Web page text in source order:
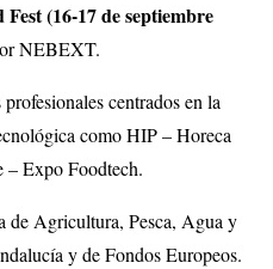
Fest(16-17 de septiembre
NEBEXT.
centrados en la
comoHIP – Horeca
– Expo Foodtech.
de Agricultura, Pesca, Agua y
y de Fondos Europeos.